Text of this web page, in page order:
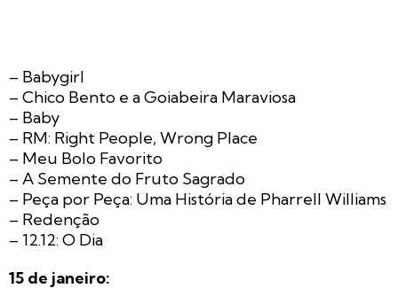
– Babygirl
– Chico Bento e a Goiabeira Maraviosa
– Baby
– RM: Right People, Wrong Place
– Meu Bolo Favorito
– A Semente do Fruto Sagrado
– Peça por Peça: Uma História de Pharrell Williams
– Redenção
– 12.12: O Dia
15 de janeiro: